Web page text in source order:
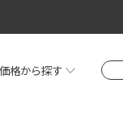
価格から探す